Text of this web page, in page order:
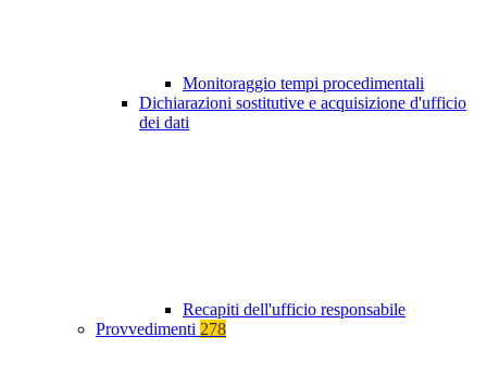
Monitoraggio tempi procedimentali
Dichiarazioni sostitutive e acquisizione d'ufficio
dei dati
Recapiti dell'ufficio responsabile
Provvedimenti 278